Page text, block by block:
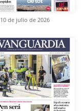
10 de julio de 2026